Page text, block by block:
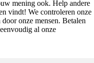
mening ook. Help andere
vindt! We controleren onze
onze mensen. Betalen
al onze